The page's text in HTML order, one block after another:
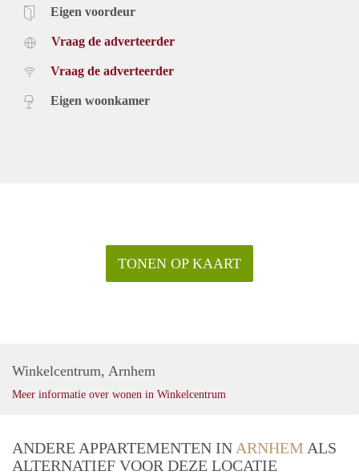
Eigen voordeur
Vraag de adverteerder
Vraag de adverteerder
Eigen woonkamer
TONEN OP KAART
Winkelcentrum, Arnhem
Meer informatie over wonen in Winkelcentrum
ANDERE APPARTEMENTEN IN ARNHEM ALS
ALTERNATIEF VOOR DEZE LOCATIE